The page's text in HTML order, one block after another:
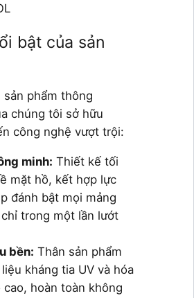
bật của sản
sản phẩm thông
chúng tôi sở hữu
công nghệ vượt trội:
minh: Thiết kế tối
mặt hồ, kết hợp lực
đánh bật mọi mảng
trong một lần lướt
bền: Thân sản phẩm
kháng tia UV và hóa
hoàn toàn không